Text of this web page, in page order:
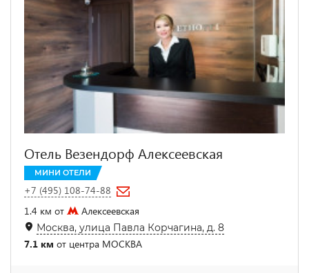
Отель Везендорф Алексеевская
МИНИ ОТЕЛИ
+7 (495) 108-74-88
1.4 км от
Алексеевская
Москва, улица Павла Корчагина, д. 8
7.1 км от центра МОСКВА